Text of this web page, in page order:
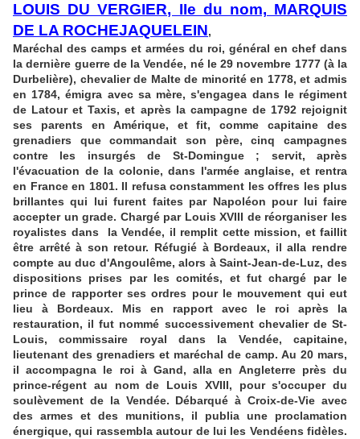
LOUIS DU VERGIER, IIe du nom, MARQUIS
DE LA ROCHEJAQUELEIN,
Maréchal des camps et armées du roi, général en chef dans
la dernière guerre de la Vendée, né le 29 novembre 1777 (à la
Durbelière), chevalier de Malte de minorité en 1778, et admis
en 1784, émigra avec sa mère, s'engagea dans le régiment
de Latour et Taxis, et après la campagne de 1792 rejoignit
ses parents en Amérique, et fit, comme capitaine des
grenadiers que commandait son père, cinq campagnes
contre les insurgés de St-Domingue ; servit, après
l'évacuation de la colonie, dans l'armée anglaise, et rentra
en France en 1801. Il refusa constamment les offres les plus
brillantes qui lui furent faites par Napoléon pour lui faire
accepter un grade. Chargé par Louis XVIII de réorganiser les
royalistes dans la Vendée, il remplit cette mission, et faillit
être arrêté à son retour. Réfugié à Bordeaux, il alla rendre
compte au duc d'Angoulême, alors à Saint-Jean-de-Luz, des
dispositions prises par les comités, et fut chargé par le
prince de rapporter ses ordres pour le mouvement qui eut
lieu à Bordeaux. Mis en rapport avec le roi après la
restauration, il fut nommé successivement chevalier de St-
Louis, commissaire royal dans la Vendée, capitaine,
lieutenant des grenadiers et maréchal de camp. Au 20 mars,
il accompagna le roi à Gand, alla en Angleterre près du
prince-régent au nom de Louis XVIII, pour s'occuper du
soulèvement de la Vendée. Débarqué à Croix-de-Vie avec
des armes et des munitions, il publia une proclamation
énergique, qui rassembla autour de lui les Vendéens fidèles.